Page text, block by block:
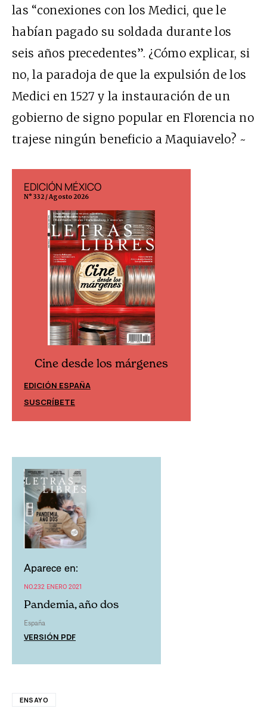
las “conexiones con los Medici, que le
habían pagado su soldada durante los
seis años precedentes”. ¿Cómo explicar, si
no, la paradoja de que la expulsión de los
Medici en 1527 y la instauración de un
gobierno de signo popular en Florencia no
trajese ningún beneficio a Maquiavelo? ~
EDICIÓN MÉXICO
N° 332 / Agosto 2026
Cine desde los márgenes
EDICIÓN ESPAÑA
SUSCRÍBETE
Aparece en:
NO.232 ENERO 2021
Pandemia, año dos
España
VERSIÓN PDF
ENSAYO